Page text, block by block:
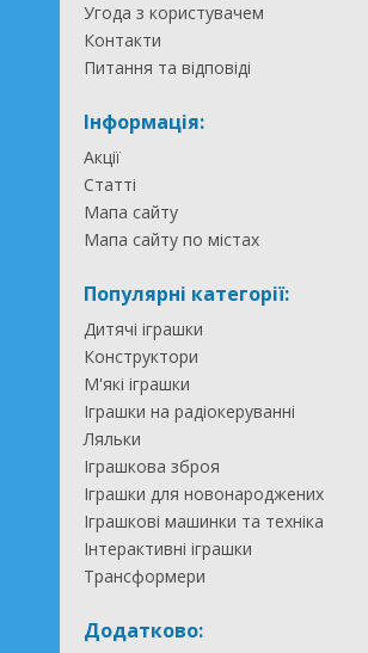
Угода з користувачем
Контакти
Питання та відповіді
Інформація:
Акції
Статті
Мапа сайту
Мапа сайту по містах
Популярні категорії:
Дитячі іграшки
Конструктори
М'які іграшки
Іграшки на радіокеруванні
Ляльки
Іграшкова зброя
Іграшки для новонароджених
Іграшкові машинки та техніка
Інтерактивні іграшки
Трансформери
Додатково: